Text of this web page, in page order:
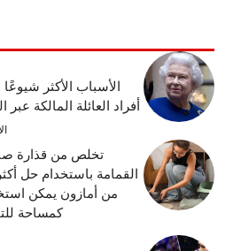
الأسباب الأكثر شيوعًا
أفراد العائلة المالكة عبر
تخلص من قذارة
القمامة باستخدام حل أكثر
من أمازون يمكن
كمساحة